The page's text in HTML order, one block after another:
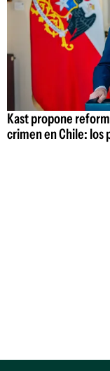
Kast propone
crimen en Chile: los